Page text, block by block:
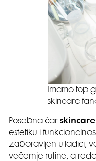
Imamo top
skincare
Posebna čar skincare
estetiku i
zaboravljen u ladici,
večernje rutine, a